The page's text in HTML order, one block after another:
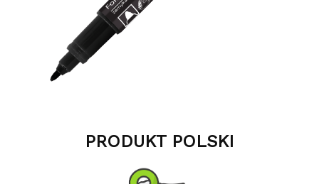
PRODUKT POLSKI